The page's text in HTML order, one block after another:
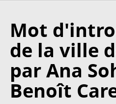
Mot
de la ville
par Ana
Benoît